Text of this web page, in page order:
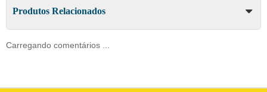
Produtos Relacionados
Carregando comentários ...